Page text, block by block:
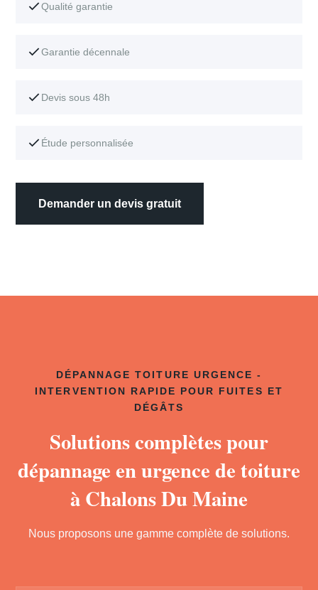
Qualité garantie
Garantie décennale
Devis sous 48h
Étude personnalisée
Demander un devis gratuit
DÉPANNAGE TOITURE URGENCE -
INTERVENTION RAPIDE POUR FUITES ET
DÉGÂTS
Solutions complètes pour
dépannage en urgence de toiture
à Chalons Du Maine
Nous proposons une gamme complète de solutions.